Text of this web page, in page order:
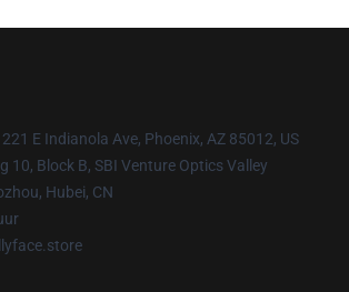
E Indianola Ave, Phoenix, AZ 85012, US
10, Block B, SBI Venture Optics Valley
Hubei, CN